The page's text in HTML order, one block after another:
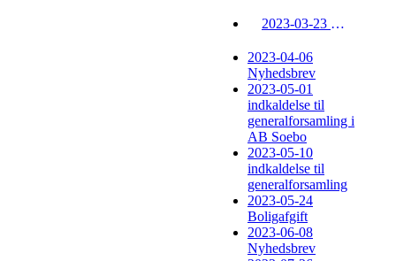
2023-03-23 Nyhedsbrev
2023-04-06
Nyhedsbrev
2023-05-01
indkaldelse til
generalforsamling i
AB Soebo
2023-05-10
indkaldelse til
generalforsamling
2023-05-24
Boligafgift
2023-06-08
Nyhedsbrev